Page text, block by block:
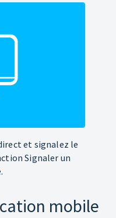
et signalez le
Signaler un
mobile